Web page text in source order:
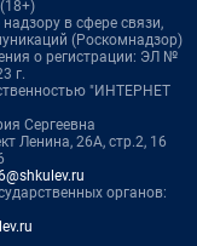
в сфере связи,
(Роскомнадзор)
о регистрации: ЭЛ №
г.
"ИНТЕРНЕТ
Сергеевна
Ленина, 26А, стр.2, 16
органов: